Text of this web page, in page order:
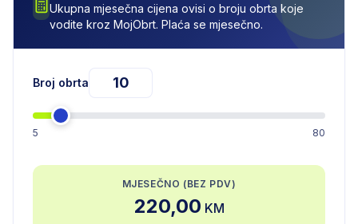
Ukupna mjesečna cijena ovisi o broju obrta koje
vodite kroz MojObrt. Plaća se mjesečno.
Broj obrta
5 80
MJESEČNO (BEZ PDV)
220,00 KM